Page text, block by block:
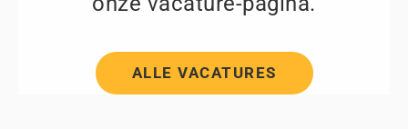
ALLE VACATURES